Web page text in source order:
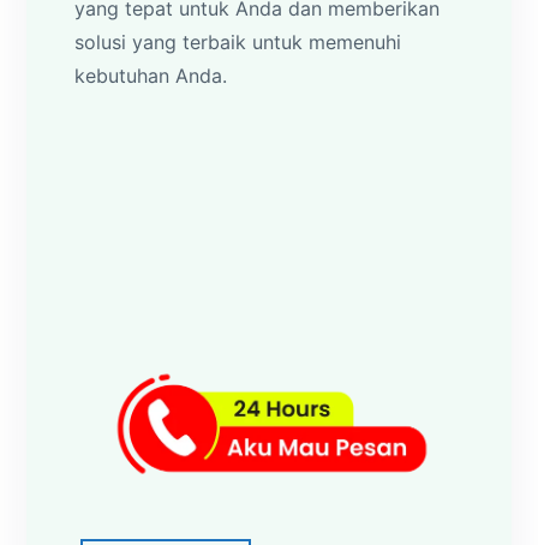
yang tepat untuk Anda dan memberikan
solusi yang terbaik untuk memenuhi
kebutuhan Anda.